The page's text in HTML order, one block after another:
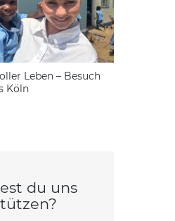
Leben – Besuch
Köln
du uns